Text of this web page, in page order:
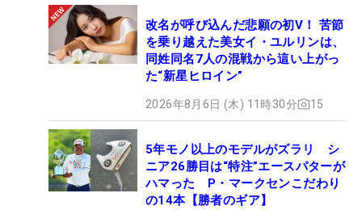
改名が呼び込んだ悲願の初V！ 苦節
を乗り越えた美女イ・ユルリンは、
同姓同名7人の混戦から這い上がっ
た“新星ヒロイン”
2026年8月6日 (木) 11時30分 15
5年モノ以上のモデルがズラリ シ
ニア26勝目は“特注”エースパターが
ハマった P・マークセンこだわり
の14本【勝者のギア】